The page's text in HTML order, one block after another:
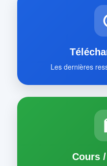
Les dernières
Cours